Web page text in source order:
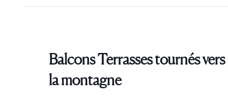
Balcons Terrasses tournés vers
la montagne